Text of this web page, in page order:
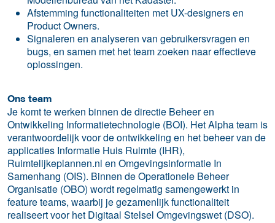
Afstemming functionaliteiten met UX-designers en
Product Owners.
Signaleren en analyseren van gebruikersvragen en
bugs, en samen met het team zoeken naar effectieve
oplossingen.
Ons team
Je komt te werken binnen de directie Beheer en
Ontwikkeling Informatietechnologie (BOI). Het Alpha team is
verantwoordelijk voor de ontwikkeling en het beheer van de
applicaties Informatie Huis Ruimte (IHR),
Ruimtelijkeplannen.nl en Omgevingsinformatie In
Samenhang (OIS). Binnen de Operationele Beheer
Organisatie (OBO) wordt regelmatig samengewerkt in
feature teams, waarbij je gezamenlijk functionaliteit
realiseert voor het Digitaal Stelsel Omgevingswet (DSO).